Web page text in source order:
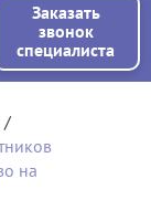
Заказать
звонок
специалиста
на